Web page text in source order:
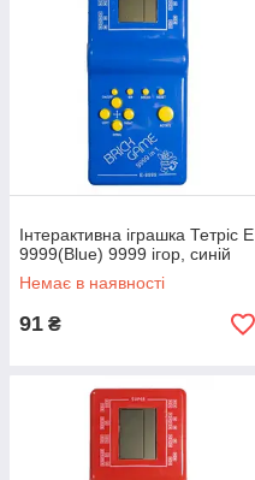
Інтерактивна іграшка Тетріс Е
9999(Blue) 9999 ігор, синій
Немає в наявності
91 ₴